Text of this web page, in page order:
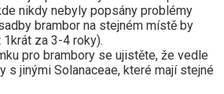
nikdy nebyly popsány problémy
brambor na stejném místě by
za 3-4 roky).
pro brambory se ujistěte, že vedle
s jinými Solanaceae, které mají stejné